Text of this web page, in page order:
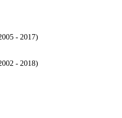
- 2017)
- 2018)